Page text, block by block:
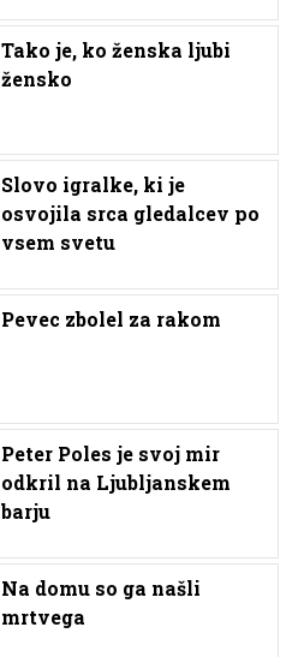
Tako je, ko ženska ljubi
žensko
Slovo igralke, ki je
osvojila srca gledalcev po
vsem svetu
Pevec zbolel za rakom
Peter Poles je svoj mir
odkril na Ljubljanskem
barju
Na domu so ga našli
mrtvega